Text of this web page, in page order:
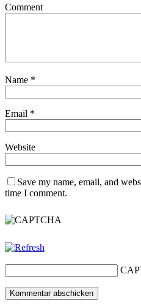
Comment
Name *
Email *
Website
Save my name, email, and
time I comment.